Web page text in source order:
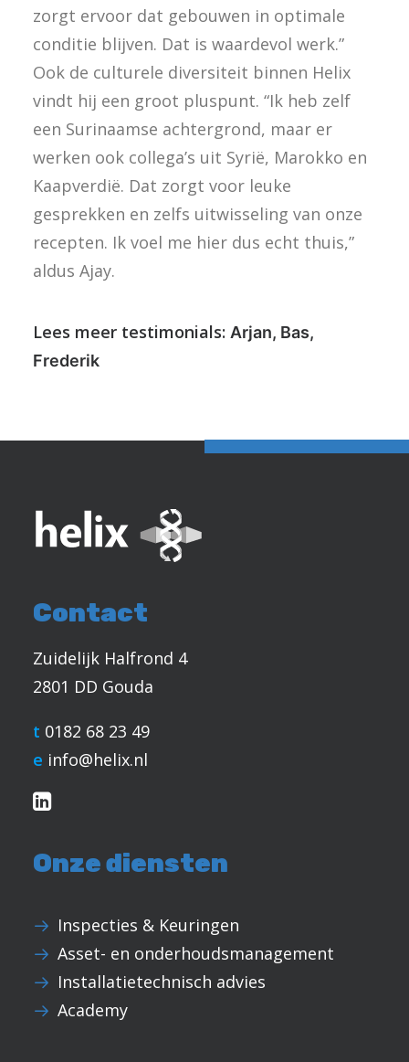
zorgt ervoor dat gebouwen in optimale
conditie blijven. Dat is waardevol werk.”
Ook de culturele diversiteit binnen Helix
vindt hij een groot pluspunt. “Ik heb zelf
een Surinaamse achtergrond, maar er
werken ook collega’s uit Syrië, Marokko en
Kaapverdië. Dat zorgt voor leuke
gesprekken en zelfs uitwisseling van onze
recepten. Ik voel me hier dus echt thuis,”
aldus Ajay.
Lees meer testimonials: Arjan, Bas,
Frederik
Contact
Zuidelijk Halfrond 4
2801 DD Gouda
t 0182 68 23 49
e info@helix.nl
Onze diensten
Inspecties & Keuringen
Asset- en onderhoudsmanagement
Installatietechnisch advies
Academy